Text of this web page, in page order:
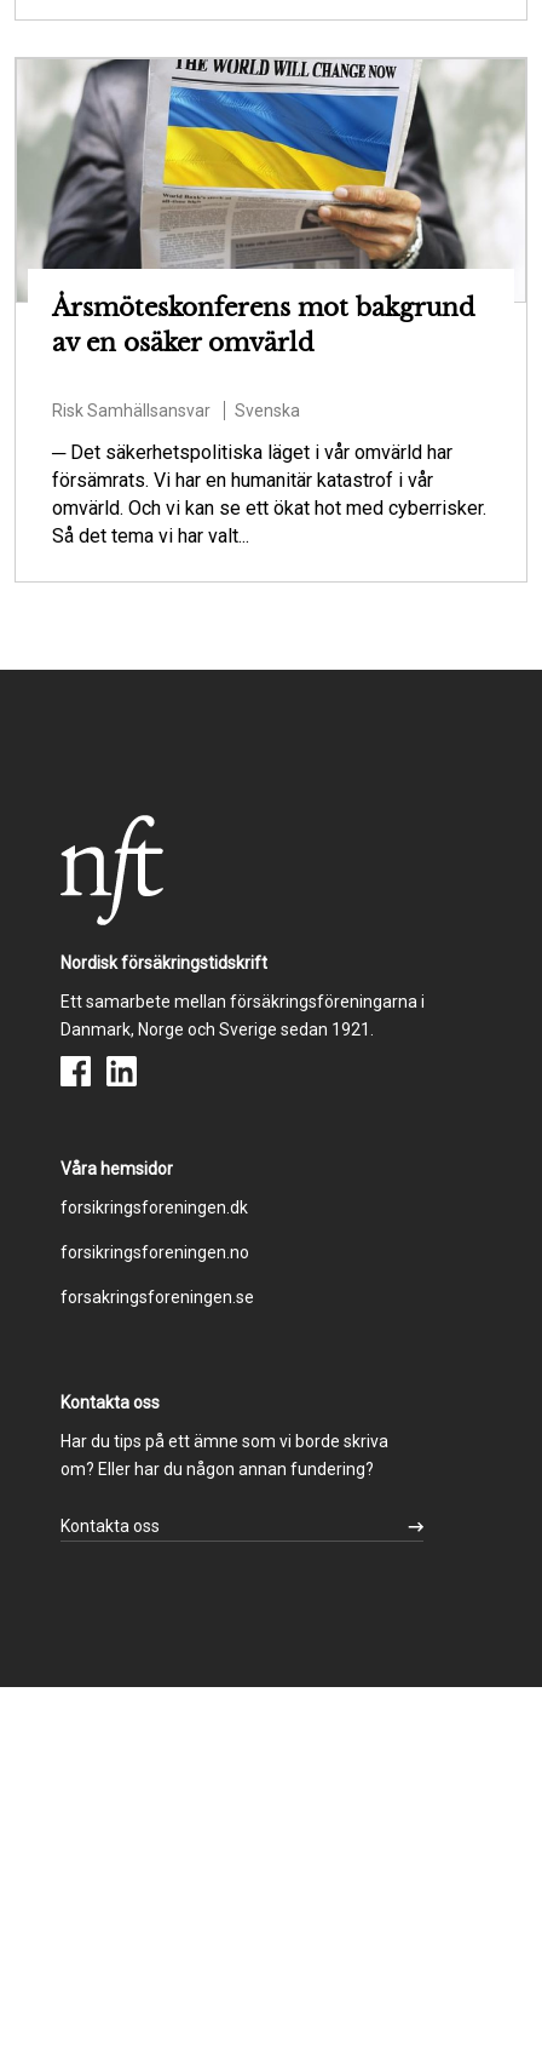
Årsmöteskonferens mot bakgrund
av en osäker omvärld
RiskSamhällsansvar Svenska
─ Det säkerhetspolitiska läget i vår omvärld har
försämrats. Vi har en humanitär katastrof i vår
omvärld. Och vi kan se ett ökat hot med cyberrisker.
Så det tema vi har valt...
Nordisk försäkringstidskrift
Ett samarbete mellan försäkringsföreningarna i
Danmark, Norge och Sverige sedan 1921.
Våra hemsidor
Footer
menu
forsikringsforeningen.dk
forsikringsforeningen.no
forsakringsforeningen.se
Kontakta oss
Har du tips på ett ämne som vi borde skriva
om? Eller har du någon annan fundering?
Kontakta oss